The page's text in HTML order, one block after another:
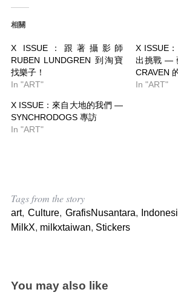
相關
X ISSUE：跟著攝影師
RUBEN LUNDGREN 到淘寶
找樂子！
In "ART"
X ISSUE
出挑戰 —
CRAVEN
In "ART"
X ISSUE：來自大地的我們 —
SYNCHRODOGS 專訪
In "ART"
Tags from the story
art, Culture, GrafisNusantara,
MilkX, milkxtaiwan, Stickers
You may also like